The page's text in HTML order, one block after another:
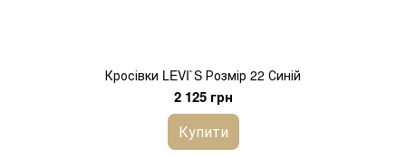
Кросівки LEVI`S Розмір 22 Синій
2 125 грн
Купити